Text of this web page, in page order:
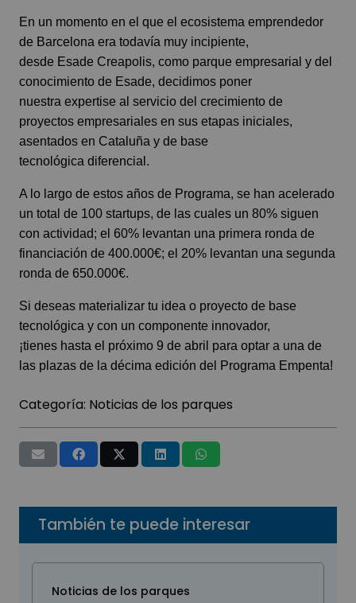
En un momento en el que el ecosistema emprendedor
de Barcelona era todavía muy incipiente,
desde Esade Creapolis, como parque empresarial y del
conocimiento de Esade, decidimos poner
nuestra expertise al servicio del crecimiento de
proyectos empresariales en sus etapas iniciales,
asentados en Cataluña y de base
tecnológica diferencial.
A lo largo de estos años de Programa, se han acelerado
un total de 100 startups, de las cuales un 80% siguen
con actividad; el 60% levantan una primera ronda de
financiación de 400.000€; el 20% levantan una segunda
ronda de 650.000€.
Si deseas materializar tu idea o proyecto de base
tecnológica y con un componente innovador,
¡tienes hasta el próximo 9 de abril para optar a una de
las plazas de la décima edición del
Programa Empenta!
Categoría: Noticias de los parques
También te puede interesar
Noticias de los parques